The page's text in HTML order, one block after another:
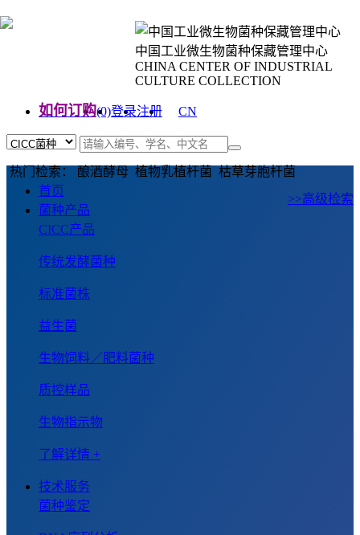
中国工业微生物菌种保藏管理中心
CHINA CENTER OF INDUSTRIAL
CULTURE COLLECTION
如何订购(0)登录注册
CN
热门检索： 酿酒酵母 植物乳植杆菌 枯草芽胞杆菌
>>高级检索
首页
菌种产品
CICC产品
传统发酵菌种
标准菌株
益生菌
生物饲料／肥料菌种
质控样品
生物指示物
了解详情 +
技术服务
菌种鉴定